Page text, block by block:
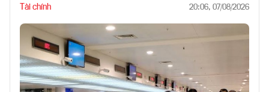
Tài chính 20:06, 07/08/2026